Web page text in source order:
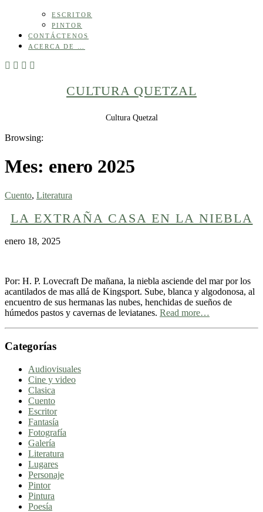
ESCRITOR
PINTOR
CONTÁCTENOS
ACERCA DE …
CULTURA QUETZAL
Cultura Quetzal
Browsing:
Mes: enero 2025
Cuento, Literatura
LA EXTRAÑA CASA EN LA NIEBLA
enero 18, 2025
Por: H. P. Lovecraft De mañana, la niebla asciende del mar por los
acantilados de mas allá de Kingsport. Sube, blanca y algodonosa, al
encuentro de sus hermanas las nubes, henchidas de sueños de
húmedos pastos y cavernas de leviatanes. Read more…
Categorías
Audiovisuales
Cine y video
Clasica
Cuento
Escritor
Fantasía
Fotografía
Galería
Literatura
Lugares
Personaje
Pintor
Pintura
Poesía